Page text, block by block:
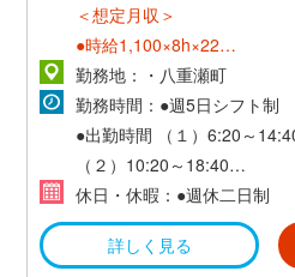
＜想定月収＞
●時給1,100×8h×22日
＝193,600円
勤務地：・八重瀬町
勤務時間：●週5日シフト制
●出勤時間 （１）6:20～
（２）10:20～18:40
※就業時間相談可能！
少しでも興味があれば、ご
休日・休暇：●週休二日制
詳しく見る